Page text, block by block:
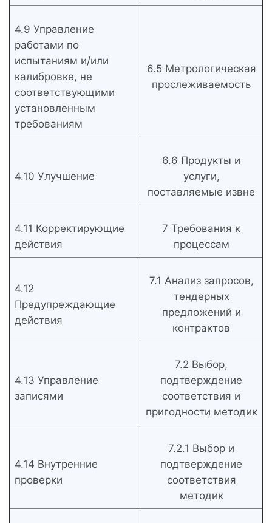
4.9 Управление
работами по
испытаниям и/или
калибровке, не
соответствующими
установленным
требованиям
6.5 Метрологическая
прослеживаемость
4.10 Улучшение
6.6 Продукты и
услуги,
поставляемые извне
4.11 Корректирующие
действия
7 Требования к
процессам
4.12
Предупреждающие
действия
7.1 Анализ запросов,
тендерных
предложений и
контрактов
4.13 Управление
записями
7.2 Выбор,
подтверждение
соответствия и
пригодности методик
4.14 Внутренние
проверки
7.2.1 Выбор и
подтверждение
соответствия
методик